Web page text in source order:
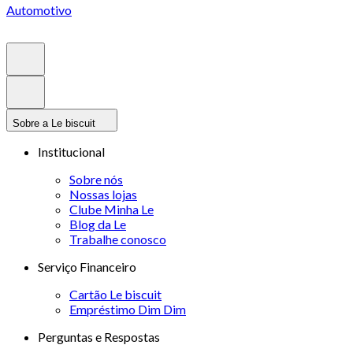
Automotivo
Sobre a Le biscuit
Institucional
Sobre nós
Nossas lojas
Clube Minha Le
Blog da Le
Trabalhe conosco
Serviço Financeiro
Cartão Le biscuit
Empréstimo Dim Dim
Perguntas e Respostas